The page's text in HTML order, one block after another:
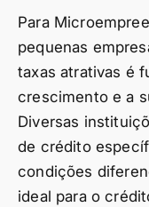
Para
pequenas
taxas atrativas é
crescimento e a
Diversas
de crédito
condições
ideal para o